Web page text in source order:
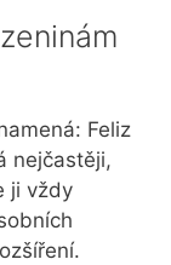
Feliz
nejčastěji,
ji vždy